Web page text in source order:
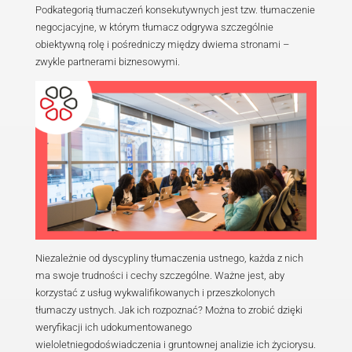
Podkategorią tłumaczenia symultanicznego
ustne szeptane. Tłumacz nie zasiada w
kabinie, jak w przypadku tłumaczeń
mówi do słuchaczy przez słuchawki, lecz
obok słuchacza i szepcze mu do ucha gotowy